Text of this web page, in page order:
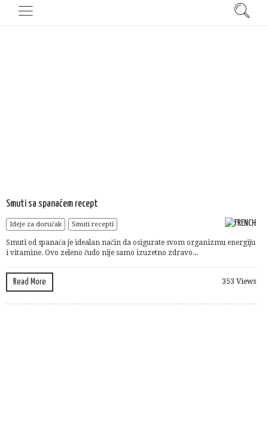
Smuti sa spanaćem recept
Ideje za doručak Smuti recepti
Smuti od spanaća je idealan način da osigurate svom organizmu energiju
i vitamine. Ovo zeleno čudo nije samo izuzetno zdravo...
Read More 353 Views